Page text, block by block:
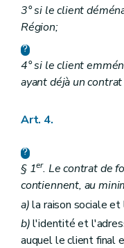
3° si le client
Région;
4° si le client
ayant déjà un
Art. 4.
§ 1er. Le contrat de
contiennent, au
a)la raison sociale et
b)l'identité et
auquel le client final